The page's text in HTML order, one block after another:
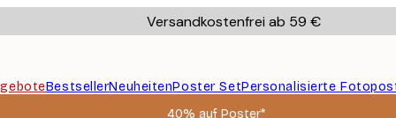
Versandkostenfrei ab 59 €
BestsellerNeuheitenPoster SetPersonalisierte
40% auf Poster*